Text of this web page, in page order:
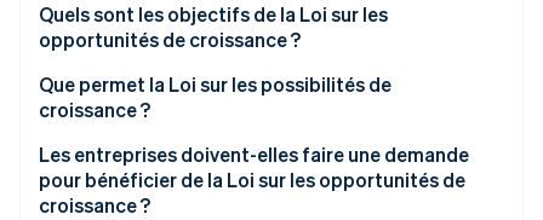
Stripe Sessions 2026
Regarder la vidéo
Quels sont les objectifs de la Loi sur les
opportunités de croissance ?
Que permet la Loi sur les possibilités de
croissance ?
Facturation électronique obligatoire
Options d’amortissement améliorées
Les entreprises doivent-elles faire une demande
pour bénéficier de la Loi sur les opportunités de
croissance ?